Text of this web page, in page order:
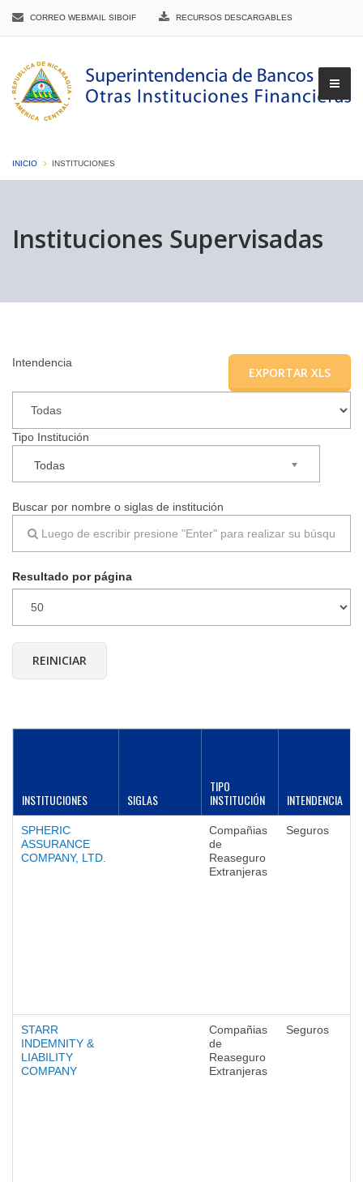
CORREO WEBMAIL SIBOIF RECURSOS DESCARGABLES
INICIO INSTITUCIONES
Instituciones Supervisadas
EXPORTAR XLS
Intendencia
Tipo Institución
Todas
Buscar por nombre o siglas de institución
Resultado por página
INSTITUCIONES SIGLAS
TIPO
INSTITUCIÓN
INTENDENCIA
SPHERIC
ASSURANCE
COMPANY, LTD.
Compañias
de
Reaseguro
Extranjeras
Seguros
STARR
INDEMNITY &
LIABILITY
COMPANY
Compañias
de
Reaseguro
Extranjeras
Seguros